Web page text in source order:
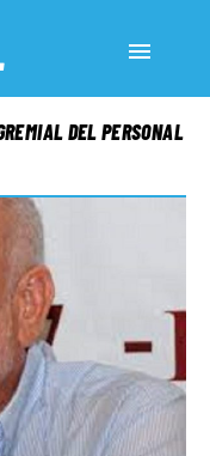
DEL PERSONAL